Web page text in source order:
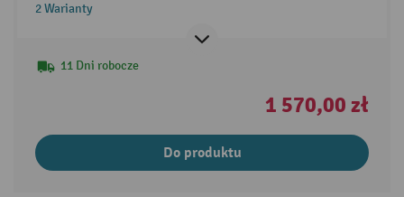
2 Warianty
11 Dni robocze
1 570,00 zł
Do produktu